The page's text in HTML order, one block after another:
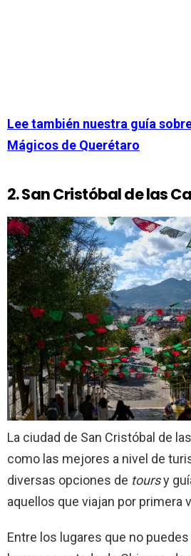
Lee también nuestra guía
Mágicos de Querétaro
2. San Cristóbal de las
La ciudad de San Cristóbal de
como las mejores a nivel de
diversas opciones de toursy
aquellos que viajan por primera
Entre los lugares que no